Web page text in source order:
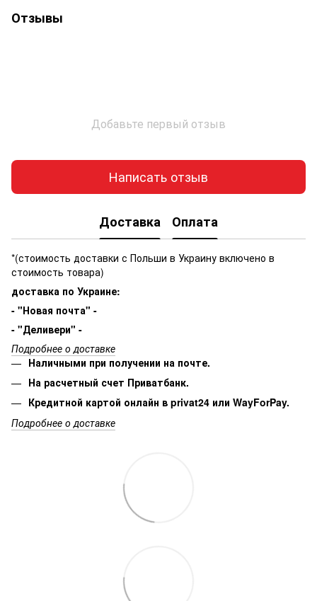
Отзывы
Добавьте первый отзыв
Написать отзыв
Доставка Оплата
*(стоимость доставки с Польши в Украину включено в
стоимость товара)
доставка по Украине:
- "Новая почта" -
- "Деливери" -
Подробнее о доставке
Наличными при получении на почте.
На расчетный счет Приватбанк.
Кредитной картой онлайн в privat24 или WayForPay.
Подробнее о доставке